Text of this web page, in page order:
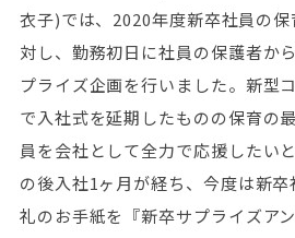
衣子)では、2020年度新卒社員の
対し、勤務初日に社員の保護者か
プライズ企画を行いました。新型
で入社式を延期したものの保育の
員を会社として全力で応援したい
の後入社1ヶ月が経ち、今度は新
礼のお手紙を『新卒サプライズア